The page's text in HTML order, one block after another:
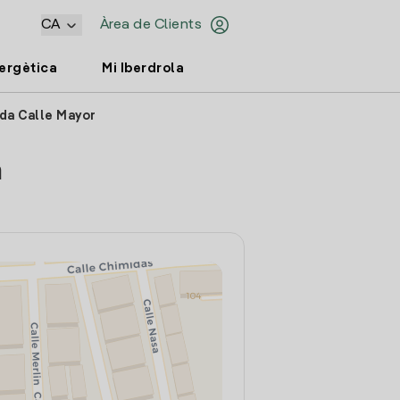
Àrea de Clients
CA
Mi Iberdrola
Calle Mayor